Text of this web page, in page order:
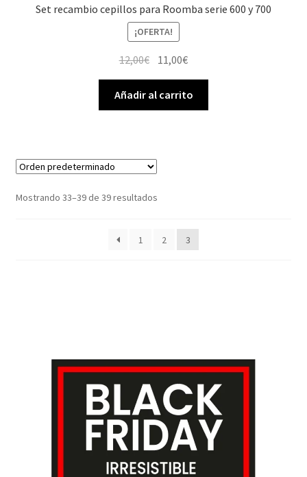
Set recambio cepillos para Roomba serie 600 y 700
¡OFERTA!
12,00€ El
precio
original
era:
11,00€El
precio
actual
es:
Añadir al carrito
Mostrando 33–39 de 39 resultados
1 2 3